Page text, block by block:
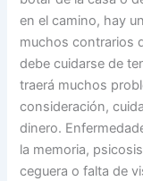
en el camino, hay
muchos contrarios
debe cuidarse de
traerá muchos
consideración,
dinero.
la memoria,
ceguera o falta de